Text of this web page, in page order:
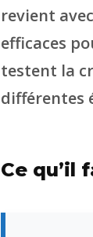
revient
efficaces
testent la
différentes
Ce qu’il